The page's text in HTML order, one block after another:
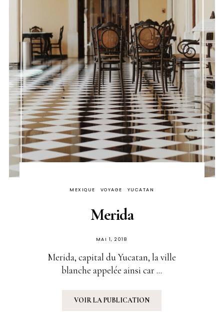
MEXIQUE VOYAGE YUCATAN
Merida
PUBLIÉ
SUR
MAI 1, 2018
Merida, capital du Yucatan, la ville
blanche appelée ainsi car ...
VOIR LA PUBLICATION